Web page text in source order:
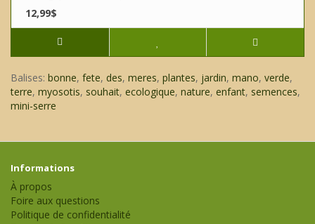
12,99$
Balises: bonne, fete, des, meres, plantes, jardin, mano, verde,
terre, myosotis, souhait, ecologique, nature, enfant, semences,
mini-serre
Informations
À propos
Foire aux questions
Politique de confidentialité